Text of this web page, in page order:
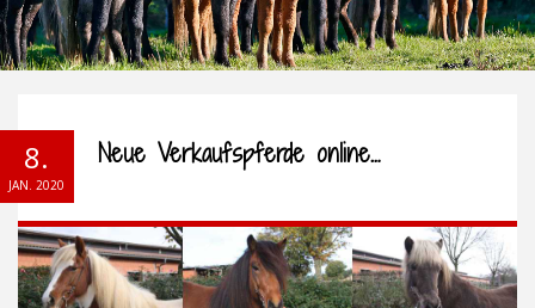
8.
JAN. 2020
Neue Verkaufspferde online…